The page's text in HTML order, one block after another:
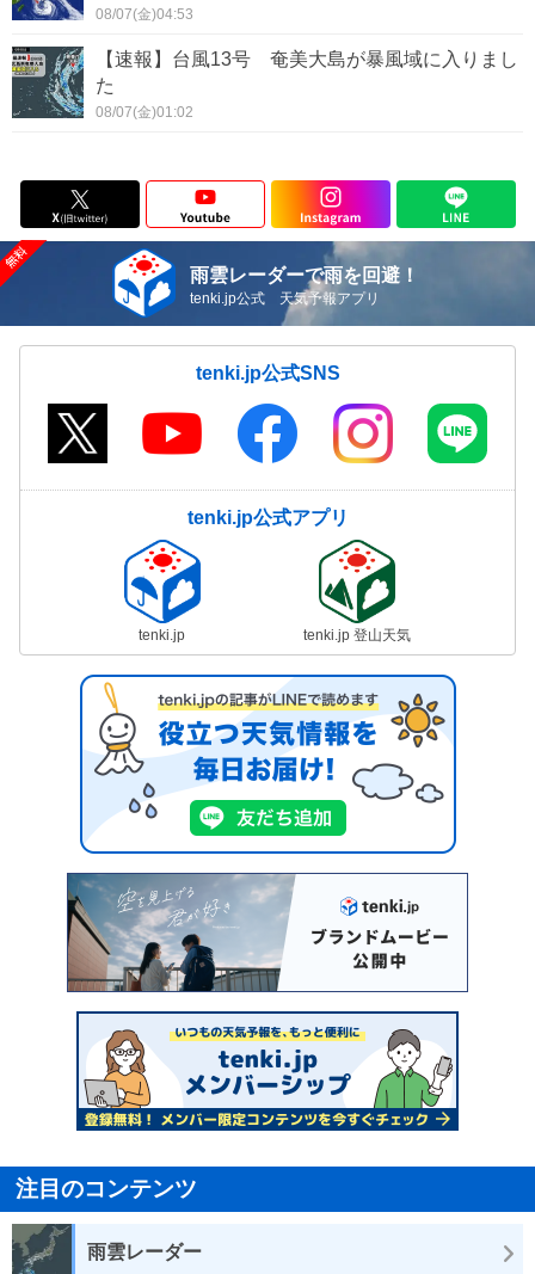
08/07(金)04:53
【速報】台風13号 奄美大島が暴風域に入りまし
た
08/07(金)01:02
雨雲レーダーで雨を回避！
tenki.jp公式 天気予報アプリ
tenki.jp公式SNS
tenki.jp公式アプリ
tenki.jp tenki.jp 登山天気
注目のコンテンツ
雨雲レーダー